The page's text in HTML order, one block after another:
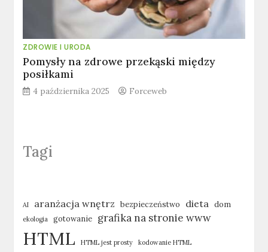
ZDROWIE I URODA
Pomysły na zdrowe przekąski między
posiłkami
4 października 2025 Forceweb
Tagi
AI aranżacja wnętrz bezpieczeństwo dieta dom
ekologia gotowanie grafika na stronie www
HTML HTML jest prosty kodowanie HTML